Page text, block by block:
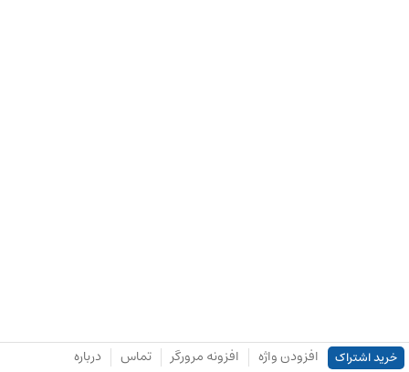
خرید اشتراک افزودن واژه افزونه مرورگر تماس درباره